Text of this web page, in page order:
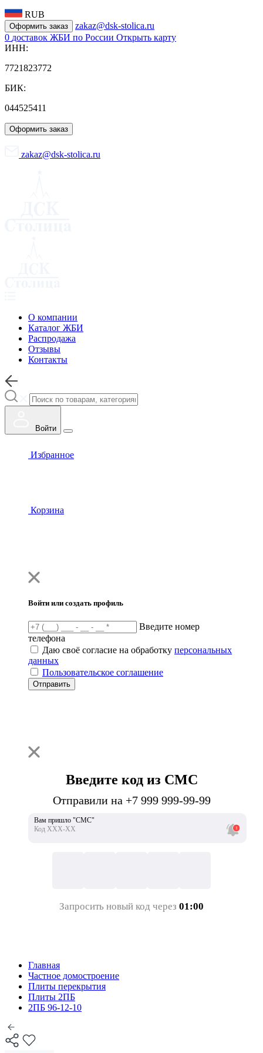
RUB
Оформить заказ
zakaz@dsk-stolica.ru
0 доставок ЖБИ по России Открыть карту
ИНН:
7721823772
БИК:
044525411
Оформить заказ
zakaz@dsk-stolica.ru
О компании
Каталог ЖБИ
Распродажа
Отзывы
Контакты
Войти
Избранное
Корзина
Войти или создать профиль
Введите номер
телефона
Даю своё согласие на обработку персональных
данных
Пользовательское соглашение
Отправить
Введите код из СМС
Отправили на +7 999 999-99-99
Вам пришло "СМС"
Код ХХХ-ХХ
Запросить новый код через 01:00
Главная
Частное домостроение
Плиты перекрытия
Плиты 2ПБ
2ПБ 96-12-10